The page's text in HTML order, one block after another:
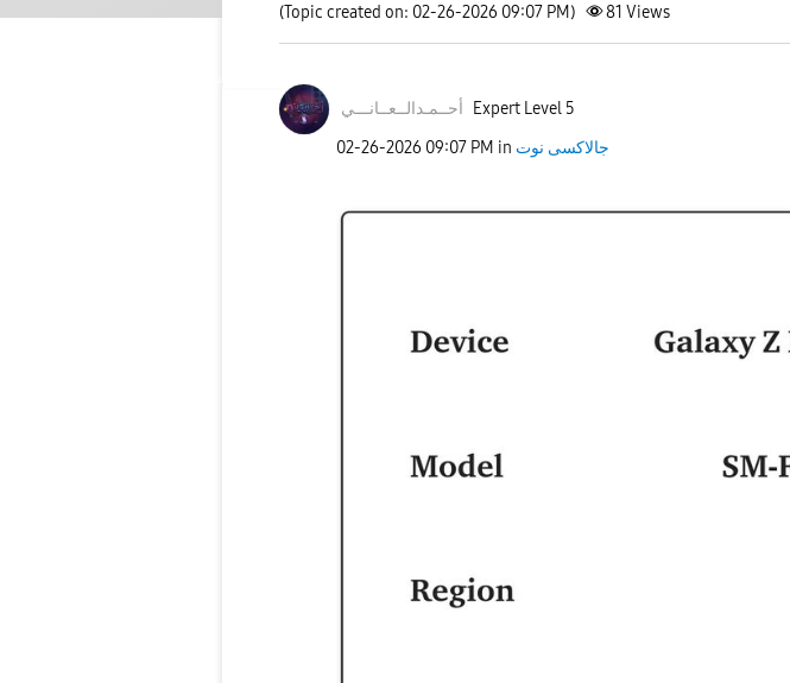
(Topic created on: 02-26-2026 09:07 PM) 81 Views
أحــمـدالــعــانـــي Expert Level 5
‎02-26-2026 09:07 PM in جالاكسى نوت